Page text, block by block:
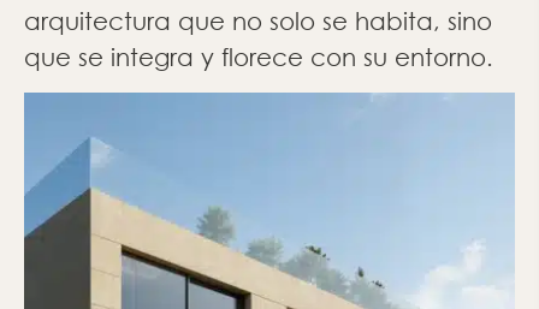
arquitectura que no solo se habita, sino
que se integra y florece con su entorno.